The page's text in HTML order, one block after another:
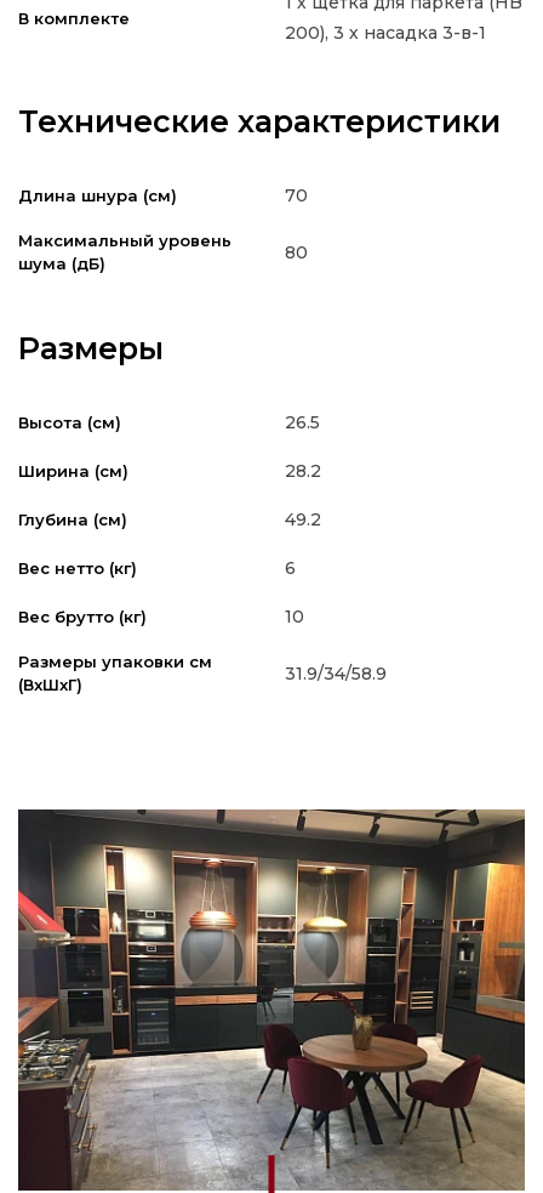
В комплекте
200), 3 х насадка 3-в-1
Технические характеристики
Длина шнура (см) 70
Максимальный уровень
шума (дБ)
80
Размеры
Высота (см) 26.5
Ширина (см) 28.2
Глубина (см) 49.2
Вес нетто (кг) 6
Вес брутто (кг) 10
Размеры упаковки см
(ВxШxГ)
31.9/34/58.9